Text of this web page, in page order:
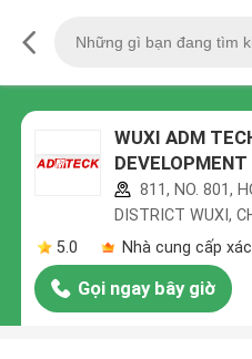
WUXI ADM
DEVELOPMENT
811, NO. 801,
DISTRICT WUXI,
5.0
Nhà cung cấp
Gọi ngay bây giờ